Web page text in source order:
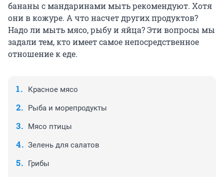
бананы с мандаринами мыть рекомендуют. Хотя
они в кожуре. А что насчет других продуктов?
Надо ли мыть мясо, рыбу и яйца? Эти вопросы мы
задали тем, кто имеет самое непосредственное
отношение к еде.
Красное мясо
Рыба и морепродукты
Мясо птицы
Зелень для салатов
Грибы